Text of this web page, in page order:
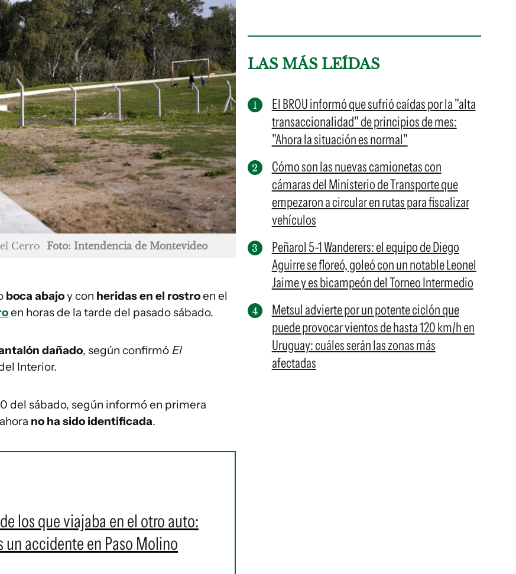
Cerro Foto: Intendencia de Montevideo
boca abajoy con heridas en el rostroen el
en horas de la tarde del pasado sábado.
dañado, según confirmó El
Interior.
del sábado, según informó en primera
no ha sido identificada.
los que viajaba en el otro auto:
accidente en Paso Molino
LAS MÁS LEÍDAS
El BROU informó que sufrió caídas por la "alta
transaccionalidad" de principios de mes:
"Ahora la situación es normal"
Cómo son las nuevas camionetas con
cámaras del Ministerio de Transporte que
empezaron a circular en rutas para fiscalizar
vehículos
Peñarol 5-1 Wanderers: el equipo de Diego
Aguirre se floreó, goleó con un notable Leonel
Jaime y es bicampeón del Torneo Intermedio
Metsul advierte por un potente ciclón que
puede provocar vientos de hasta 120 km/h en
Uruguay: cuáles serán las zonas más
afectadas